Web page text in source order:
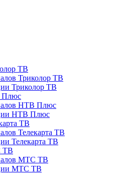
ТВ
Триколор ТВ
Триколор ТВ
Плюс
НТВ Плюс
НТВ Плюс
ТВ
Телекарта ТВ
Телекарта ТВ
ТВ
МТС ТВ
МТС ТВ